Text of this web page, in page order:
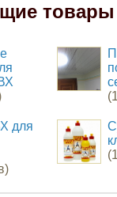
товары
для